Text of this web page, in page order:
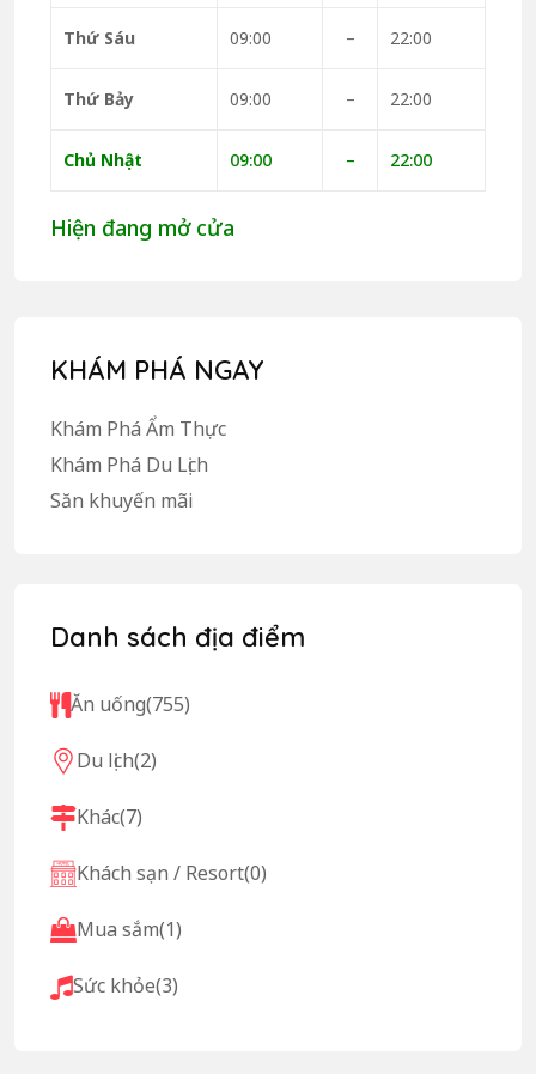
Thứ Sáu 09:00 – 22:00
Thứ Bảy 09:00 – 22:00
Chủ Nhật 09:00 – 22:00
Hiện đang mở cửa
KHÁM PHÁ NGAY
Khám Phá Ẩm Thực
Khám Phá Du Lịch
Săn khuyến mãi
Danh sách địa điểm
Ăn uống(755)
Du lịch(2)
Khác(7)
Khách sạn / Resort(0)
Mua sắm(1)
Sức khỏe(3)